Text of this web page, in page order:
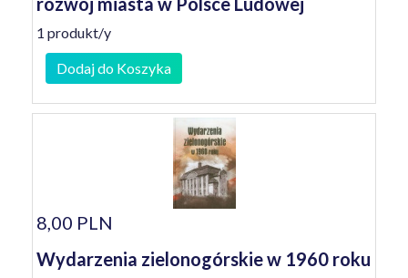
1 produkt/y
Dodaj do Koszyka
8,00 PLN
Wydarzenia zielonogórskie w 1960 roku